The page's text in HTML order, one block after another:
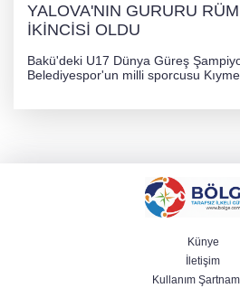
YALOVA'NIN GURURU
İKİNCİSİ OLDU
Bakü'deki U17 Dünya Güreş
Belediyespor'un milli sporcusu
Künye
İletişim
Kullanım